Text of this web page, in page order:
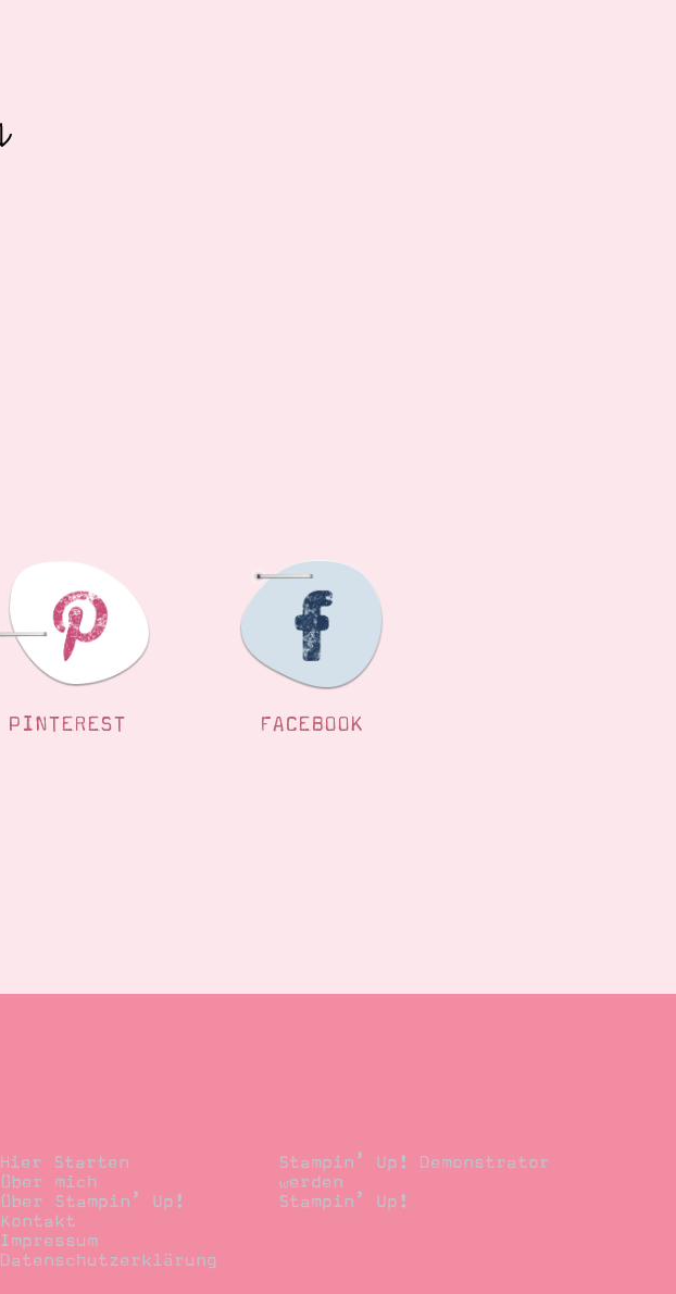
PINTEREST FACEBOOK
Hier Starten
Über mich
Über Stampin’ Up!
Kontakt
Impressum
Datenschutzerklärung
Stampin’ Up! Demonstrator
werden
Stampin’ Up!